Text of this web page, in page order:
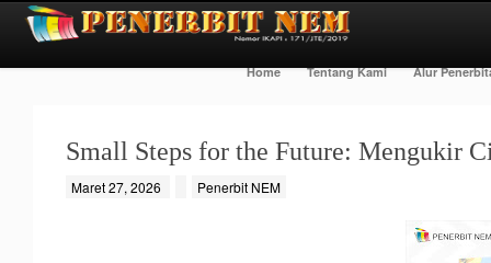
Home Tentang Kami Alur
Small Steps for the Future: Mengukir
Maret 27, 2026 Penerbit NEM